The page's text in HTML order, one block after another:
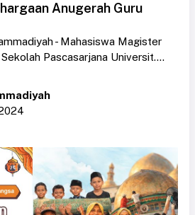
Anugerah Guru
- Mahasiswa Magister
Pascasarjana Universit....